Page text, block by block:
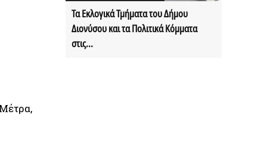
Τα Εκλογικά Τμήματα του Δήμου
Διονύσου και τα Πολιτικά Κόμματα
στις...